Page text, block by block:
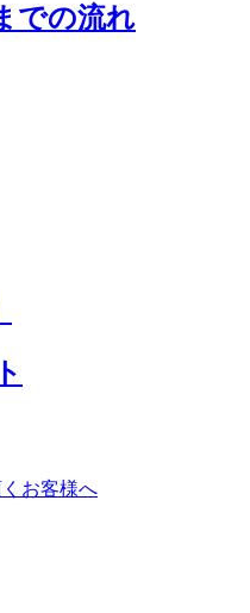
での流れ
お客様へ